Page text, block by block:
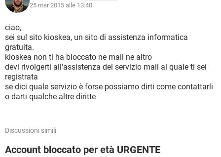
25 mar 2015 alle 13:40
ciao,
sei sul sito kioskea, un sito di assistenza informatica
gratuita.
kioskea non ti ha bloccato ne mail ne altro
devi rivolgerti all'assistenza del servizio mail al quale ti sei
registrata
se dici quale servizio è forse possiamo dirti come contattarli
o darti qualche altre diritte
Discussioni simili
Account bloccato per età URGENTE